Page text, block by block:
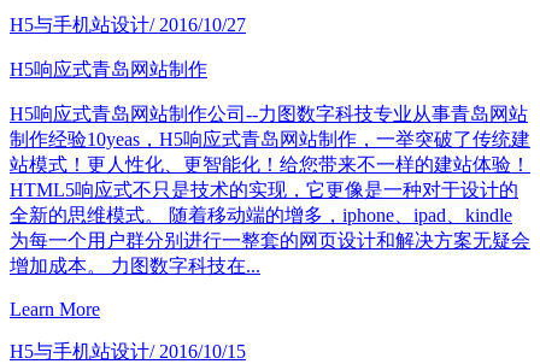
H5与手机站设计/ 2016/10/27
H5响应式青岛网站制作
H5响应式青岛网站制作公司--力图数字科技专业从事青岛网站
制作经验10yeas，H5响应式青岛网站制作，一举突破了传统建
站模式！更人性化、更智能化！给您带来不一样的建站体验！
HTML5响应式不只是技术的实现，它更像是一种对于设计的
全新的思维模式。 随着移动端的增多，iphone、ipad、kindle
为每一个用户群分别进行一整套的网页设计和解决方案无疑会
增加成本。 力图数字科技在...
Learn More
H5与手机站设计/ 2016/10/15